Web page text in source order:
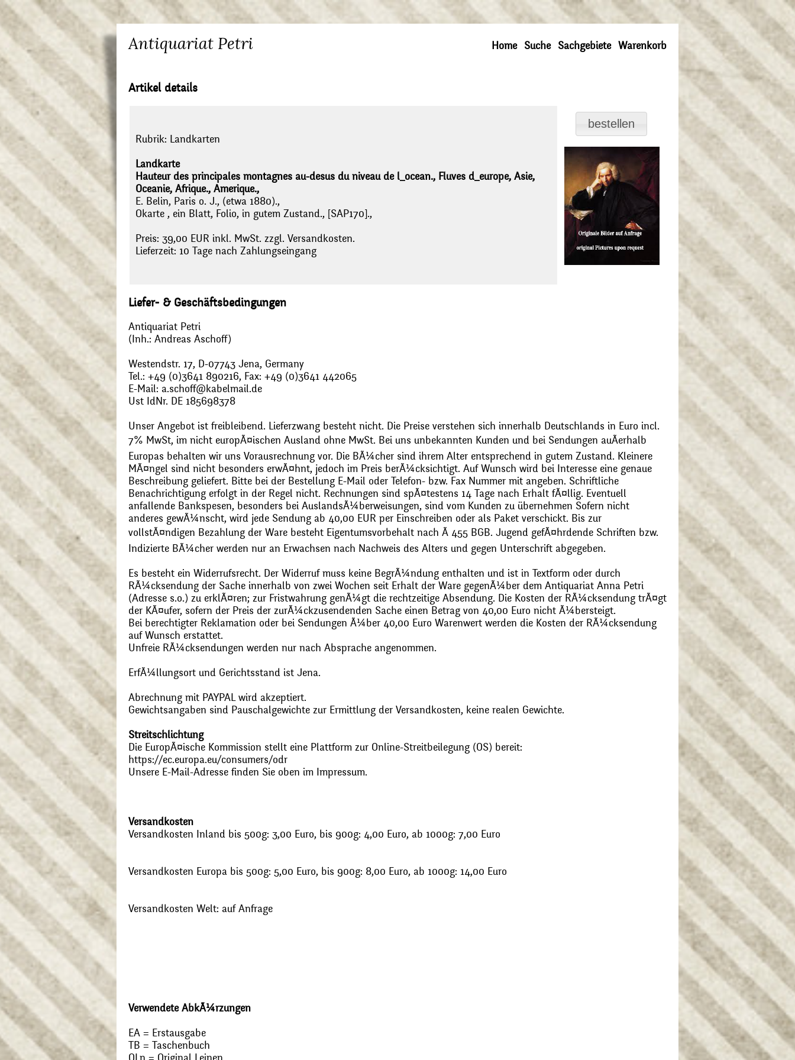
Antiquariat Petri Home Suche Sachgebiete Warenkorb
Artikel details
Rubrik: Landkarten
Landkarte
Hauteur des principales montagnes au-desus du niveau de l_ocean., Fluves d_europe, Asie,
Oceanie, Afrique., Amerique.,
E. Belin, Paris o. J., (etwa 1880).,
Okarte , ein Blatt, Folio, in gutem Zustand., [SAP170].,
Preis: 39,00 EUR inkl. MwSt. zzgl. Versandkosten.
Lieferzeit: 10 Tage nach Zahlungseingang
Liefer- & Geschäftsbedingungen
Antiquariat Petri
(Inh.: Andreas Aschoff)
Westendstr. 17, D-07743 Jena, Germany
Tel.: +49 (0)3641 890216, Fax: +49 (0)3641 442065
E-Mail: a.schoff@kabelmail.de
Ust IdNr. DE 185698378
Unser Angebot ist freibleibend. Lieferzwang besteht nicht. Die Preise verstehen sich innerhalb Deutschlands in Euro incl.
7% MwSt, im nicht europÃ¤ischen Ausland ohne MwSt. Bei uns unbekannten Kunden und bei Sendungen auÃerhalb
Europas behalten wir uns Vorausrechnung vor. Die BÃ¼cher sind ihrem Alter entsprechend in gutem Zustand. Kleinere
MÃ¤ngel sind nicht besonders erwÃ¤hnt, jedoch im Preis berÃ¼cksichtigt. Auf Wunsch wird bei Interesse eine genaue
Beschreibung geliefert. Bitte bei der Bestellung E-Mail oder Telefon- bzw. Fax Nummer mit angeben. Schriftliche
Benachrichtigung erfolgt in der Regel nicht. Rechnungen sind spÃ¤testens 14 Tage nach Erhalt fÃ¤llig. Eventuell
anfallende Bankspesen, besonders bei AuslandsÃ¼berweisungen, sind vom Kunden zu übernehmen Sofern nicht
anderes gewÃ¼nscht, wird jede Sendung ab 40,00 EUR per Einschreiben oder als Paket verschickt. Bis zur
vollstÃ¤ndigen Bezahlung der Ware besteht Eigentumsvorbehalt nach Ã 455 BGB. Jugend gefÃ¤hrdende Schriften bzw.
Indizierte BÃ¼cher werden nur an Erwachsen nach Nachweis des Alters und gegen Unterschrift abgegeben.
Es besteht ein Widerrufsrecht. Der Widerruf muss keine BegrÃ¼ndung enthalten und ist in Textform oder durch
RÃ¼cksendung der Sache innerhalb von zwei Wochen seit Erhalt der Ware gegenÃ¼ber dem Antiquariat Anna Petri
(Adresse s.o.) zu erklÃ¤ren; zur Fristwahrung genÃ¼gt die rechtzeitige Absendung. Die Kosten der RÃ¼cksendung trÃ¤gt
der KÃ¤ufer, sofern der Preis der zurÃ¼ckzusendenden Sache einen Betrag von 40,00 Euro nicht Ã¼bersteigt.
Bei berechtigter Reklamation oder bei Sendungen Ã¼ber 40,00 Euro Warenwert werden die Kosten der RÃ¼cksendung
auf Wunsch erstattet.
Unfreie RÃ¼cksendungen werden nur nach Absprache angenommen.
ErfÃ¼llungsort und Gerichtsstand ist Jena.
Abrechnung mit PAYPAL wird akzeptiert.
Gewichtsangaben sind Pauschalgewichte zur Ermittlung der Versandkosten, keine realen Gewichte.
Streitschlichtung
Die EuropÃ¤ische Kommission stellt eine Plattform zur Online-Streitbeilegung (OS) bereit:
https://ec.europa.eu/consumers/odr
Unsere E-Mail-Adresse finden Sie oben im Impressum.
Versandkosten
Versandkosten Inland bis 500g: 3,00 Euro, bis 900g: 4,00 Euro, ab 1000g: 7,00 Euro
Versandkosten Europa bis 500g: 5,00 Euro, bis 900g: 8,00 Euro, ab 1000g: 14,00 Euro
Versandkosten Welt: auf Anfrage
Verwendete AbkÃ¼rzungen
EA = Erstausgabe
TB = Taschenbuch